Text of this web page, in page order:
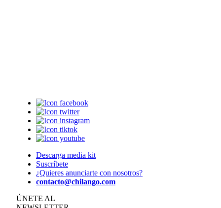
Descarga media kit
Suscríbete
¿Quieres anunciarte con nosotros?
contacto@chilango.com
ÚNETE AL